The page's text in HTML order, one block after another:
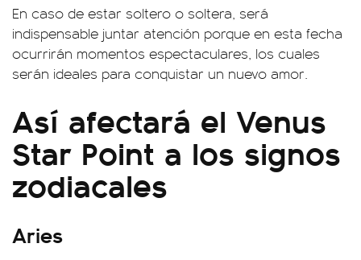
En caso de estar soltero o soltera, será
indispensable juntar atención porque en esta fecha
ocurrirán momentos espectaculares, los cuales
serán ideales para conquistar un nuevo amor.
Así afectará el Venus
Star Point a los signos
zodiacales
Aries